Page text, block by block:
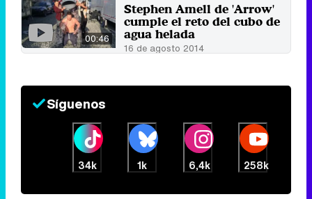
00:46
Stephen Amell de 'Arrow'
cumple el reto del cubo de
agua helada
16 de agosto 2014
Síguenos
34k 1k 6,4k 258k